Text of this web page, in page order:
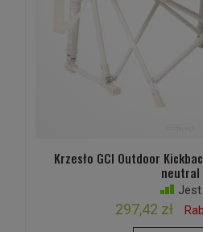
Krzesło GCI Outdoor
neutral
Jest
297,42 zł